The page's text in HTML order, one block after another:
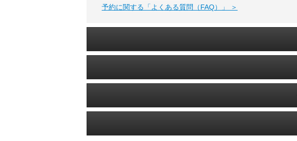
予約に関する「よくある質問（FAQ）」 ＞